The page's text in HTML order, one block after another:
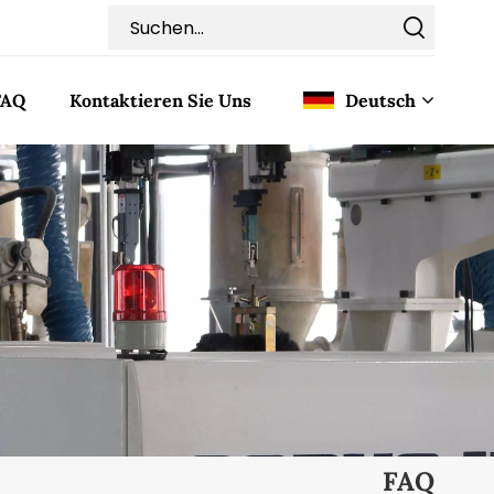
Kontaktieren Sie Uns Deutsch
English
Deutsch
Italiano
Español
FAQ